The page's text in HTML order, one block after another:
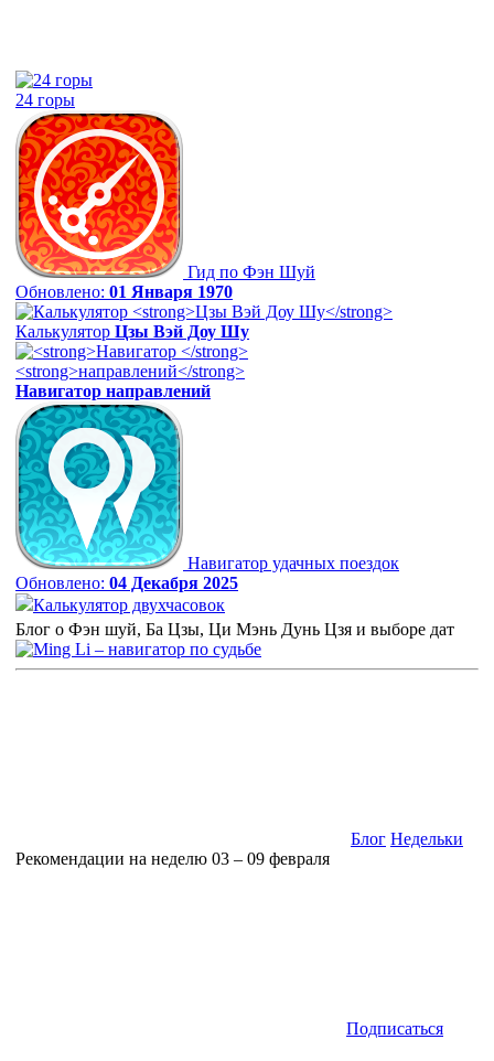
24 горы
Гид по Фэн Шуй
Обновлено: 01 Января 1970
Калькулятор Цзы Вэй Доу Шу
Навигатор направлений
Навигатор удачных поездок
Обновлено: 04 Декабря 2025
Калькулятор двухчасовок
Блог о Фэн шуй, Ба Цзы, Ци Мэнь Дунь Цзя и выборе дат
Блог Недельки
Рекомендации на неделю 03 – 09 февраля
Подписаться